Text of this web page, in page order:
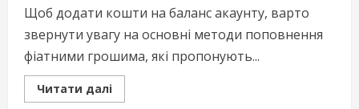
Щоб додати кошти на баланс акаунту, варто
звернути увагу на основні методи поповнення
фіатними грошима, які пропонують...
Читати даліRead
more